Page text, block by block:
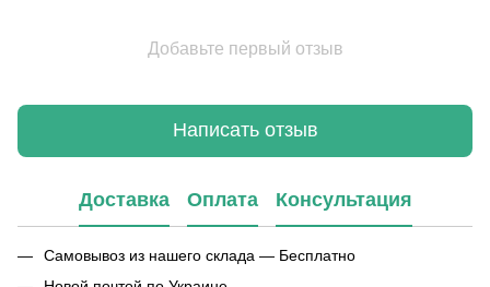
Добавьте первый отзыв
Написать отзыв
Доставка Оплата Консультация
Самовывоз из нашего склада — Бесплатно